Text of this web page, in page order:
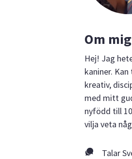
Om mig
Hej! Jag
kaniner.
kreativ,
med mitt
nyfödd till
vilja veta
Talar